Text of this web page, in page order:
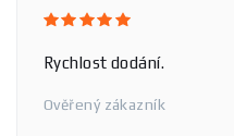
Rychlost dodání.
Ověřený zákazník